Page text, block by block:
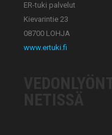
ER-tuki palvelut
Kievarintie 23
08700 LOHJA
www.ertuki.fi